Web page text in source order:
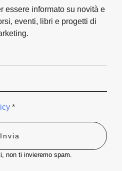
essere informato su novità e
eventi, libri e progetti di
*
Invia
non ti invieremo spam.